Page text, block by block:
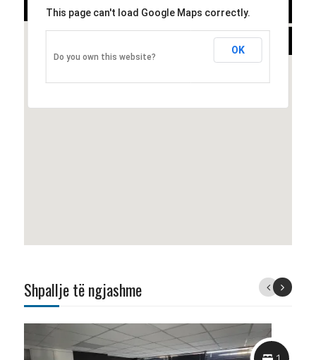
This page can't load Google Maps correctly.
Do you own this website?
OK
SATELLITE
HYBRID
Shpallje të ngjashme